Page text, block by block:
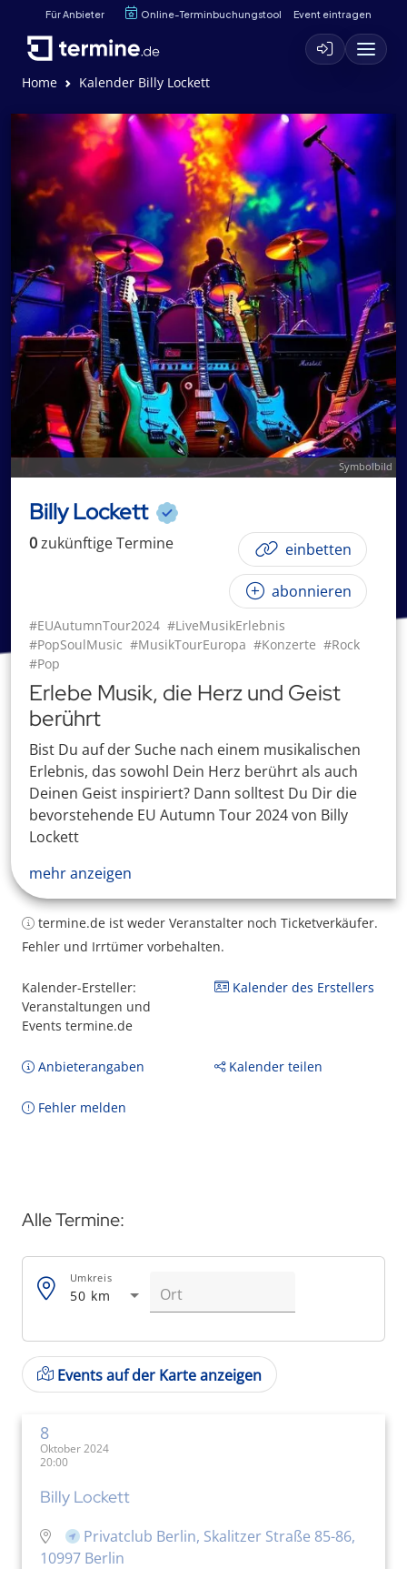
Für Anbieter Online-Terminbuchungstool Event eintragen
Home Kalender Billy Lockett
Symbolbild
Billy Lockett
0zukünftigeTermine einbetten
abonnieren
#EUAutumnTour2024 #LiveMusikErlebnis
#PopSoulMusic #MusikTourEuropa #Konzerte #Rock
#Pop
Erlebe Musik, die Herz und Geist
berührt
Bist Du auf der Suche nach einem musikalischen
Erlebnis, das sowohl Dein Herz berührt als auch
Deinen Geist inspiriert? Dann solltest Du Dir die
bevorstehende EU Autumn Tour 2024 von Billy
Lockett
mehr anzeigen
termine.de ist weder Veranstalter noch Ticketverkäufer.
Fehler und Irrtümer vorbehalten.
Kalender-Ersteller:
Veranstaltungen und
Events termine.de
Kalender des Erstellers
Anbieterangaben Kalender teilen
Fehler melden
Alle Termine:
50 km
Umkreis
Events auf der Karte anzeigen
8
Oktober 2024
20:00
Billy Lockett
Privatclub Berlin, Skalitzer Straße 85-86,
10997 Berlin